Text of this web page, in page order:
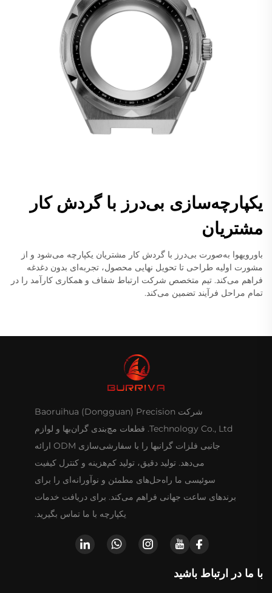
یکپارچه‌سازی بی‌درز با گردش کار
مشتریان
باورویهوا به‌صورت بی‌درز با گردش کار مشتریان یکپارچه می‌شود و از
مشورت اولیه طراحی تا تحویل نهایی محصول، تجربه‌ای بدون دغدغه
فراهم می‌کند. تیم متخصص شرکت ارتباط شفاف و همکاری کارآمد را در
تمام مراحل فرآیند تضمین می‌کند.
شرکت Baoruihua (Dongguan) Precision
Technology Co., Ltd. قطعات مچ‌بندی گران‌بها و لوازم
جانبی فلزات گرانبها را با سفارشی‌سازی ODM ارائه
می‌دهد. تولید دقیق، تولید کم‌هزینه و کنترل کیفیت
سوئیسی ما راه‌حل‌های مطمئن و نوآورانه‌ای را برای
برندهای ساعت جهانی فراهم می‌کند. برای دریافت خدمات
یکپارچه با ما تماس بگیرید.
با ما در ارتباط باشید